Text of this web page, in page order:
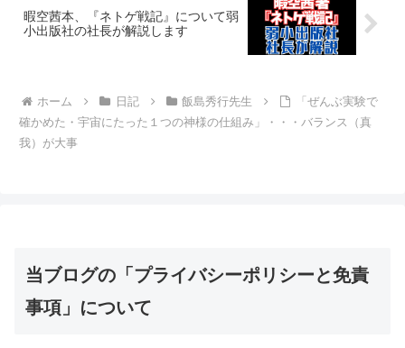
暇空茜本、『ネトゲ戦記』について弱
小出版社の社長が解説します
ホーム 日記 飯島秀行先生
「ぜんぶ実験で
確かめた・宇宙にたった１つの神様の仕組み」・・・バランス（真
我）が大事
当ブログの「プライバシーポリシーと免責
事項」について